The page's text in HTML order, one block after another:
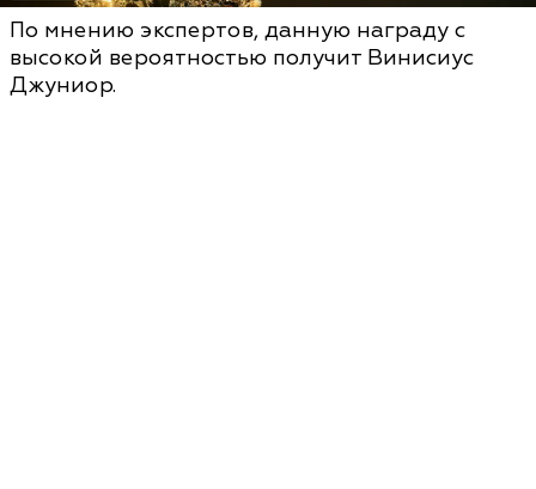
По мнению экспертов, данную награду с
высокой вероятностью получит Винисиус
Джуниор.